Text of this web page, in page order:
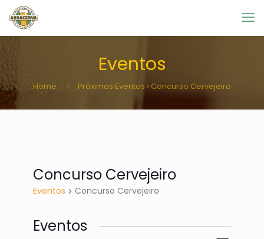
Eventos
Home Próximos Eventos › Concurso Cervejeiro
Concurso Cervejeiro
Eventos Concurso Cervejeiro
Eventos